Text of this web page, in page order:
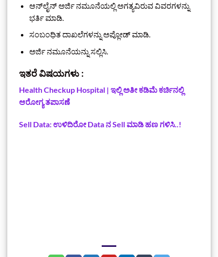
ಆನ್‌ಲೈನ್ ಅರ್ಜಿ ನಮೂನೆಯಲ್ಲಿ ಅಗತ್ಯವಿರುವ ವಿವರಗಳನ್ನು
ಭರ್ತಿ ಮಾಡಿ.
ಸಂಬಂಧಿತ ದಾಖಲೆಗಳನ್ನು ಅಪ್ಲೋಡ್ ಮಾಡಿ.
ಅರ್ಜಿ ನಮೂನೆಯನ್ನು ಸಲ್ಲಿಸಿ.
ಇತರೆ ವಿಷಯಗಳು :
Health Checkup Hospital | ಇಲ್ಲಿ ಅತೀ ಕಡಿಮೆ ಕರ್ಚಿನಲ್ಲಿ
ಆರೋಗ್ಯ ತಪಾಸಣೆ
Sell Data: ಉಳಿದಿರೋ Data ನ Sell ಮಾಡಿ ಹಣ ಗಳಿಸಿ..!